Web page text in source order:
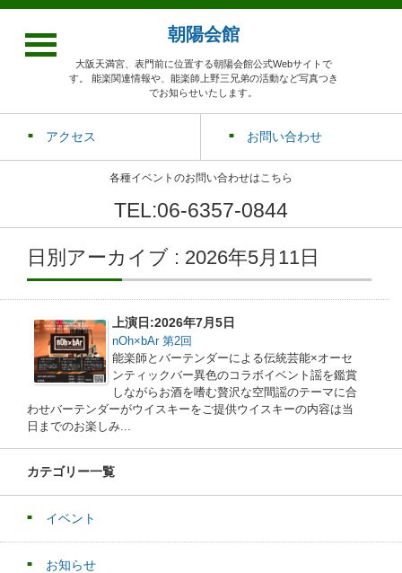
朝陽会館
大阪天満宮、表門前に位置する朝陽会館公式Webサイトで
す。 能楽関連情報や、能楽師上野三兄弟の活動など写真つき
でお知らせいたします。
アクセス お問い合わせ
各種イベントのお問い合わせはこちら
TEL:06-6357-0844
日別アーカイブ : 2026年5月11日
上演日:2026年7月5日
nOh×bAr 第2回
能楽師とバーテンダーによる伝統芸能×オーセ
ンティックバー異色のコラボイベント謡を鑑賞
しながらお酒を嗜む贅沢な空間謡のテーマに合
わせバーテンダーがウイスキーをご提供ウイスキーの内容は当
日までのお楽しみ...
カテゴリー一覧
イベント
お知らせ